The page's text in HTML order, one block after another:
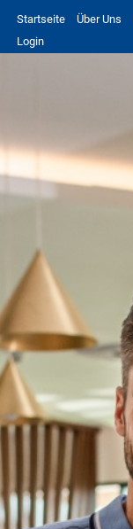
Startseite Über Uns
Login